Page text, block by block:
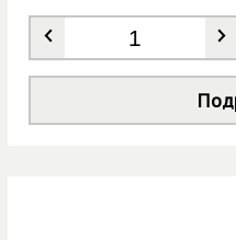
Количество